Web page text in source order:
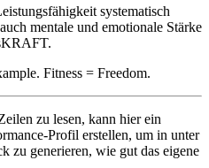
systematisch
mentale und emotionale Stärke
Fitness = Freedom.
zu lesen, kann hier ein
Profil erstellen, um in unter
zu generieren, wie gut das eigene